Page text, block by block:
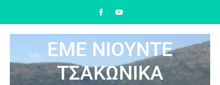
ΕΜΕ ΝΙΟΥΝΤΕ
ΤΣΑΚΩΝΙΚΑ